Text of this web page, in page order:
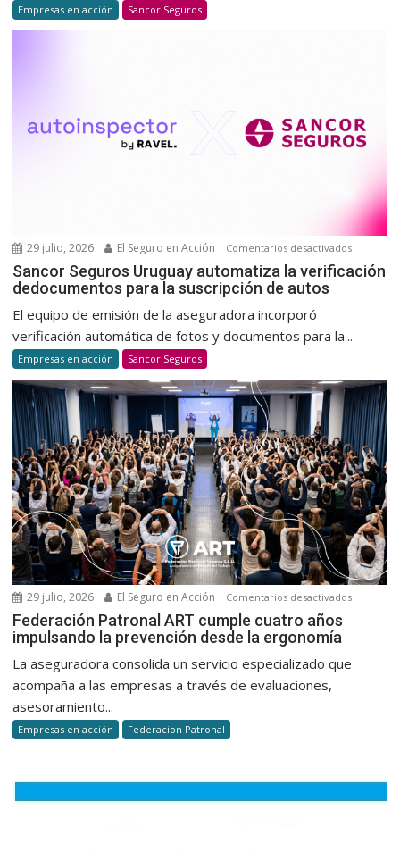
una
cultura
y
habitual
Empresas en acción Sancor Seguros
29 julio, 2026 El Seguro en Acción Comentarios desactivadosen
Sancor
la
para
la
de
autos
Sancor Seguros Uruguay automatiza la verificación
dedocumentos para la suscripción de autos
El equipo de emisión de la aseguradora incorporó
verificación automática de fotos y documentos para la...
Empresas en acción Sancor Seguros
29 julio, 2026 El Seguro en Acción Comentarios desactivadosen
Federación Patronal ART cumple cuatro años
impulsando la prevención desde la ergonomía
La aseguradora consolida un servicio especializado que
acompaña a las empresas a través de evaluaciones,
asesoramiento...
Empresas en acción Federacion Patronal